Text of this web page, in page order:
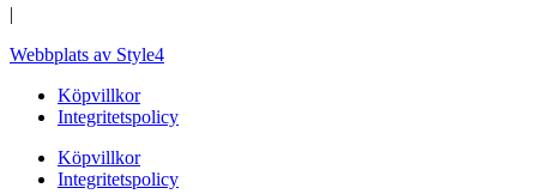
|
Webbplats av Style4
Köpvillkor
Integritetspolicy
Köpvillkor
Integritetspolicy